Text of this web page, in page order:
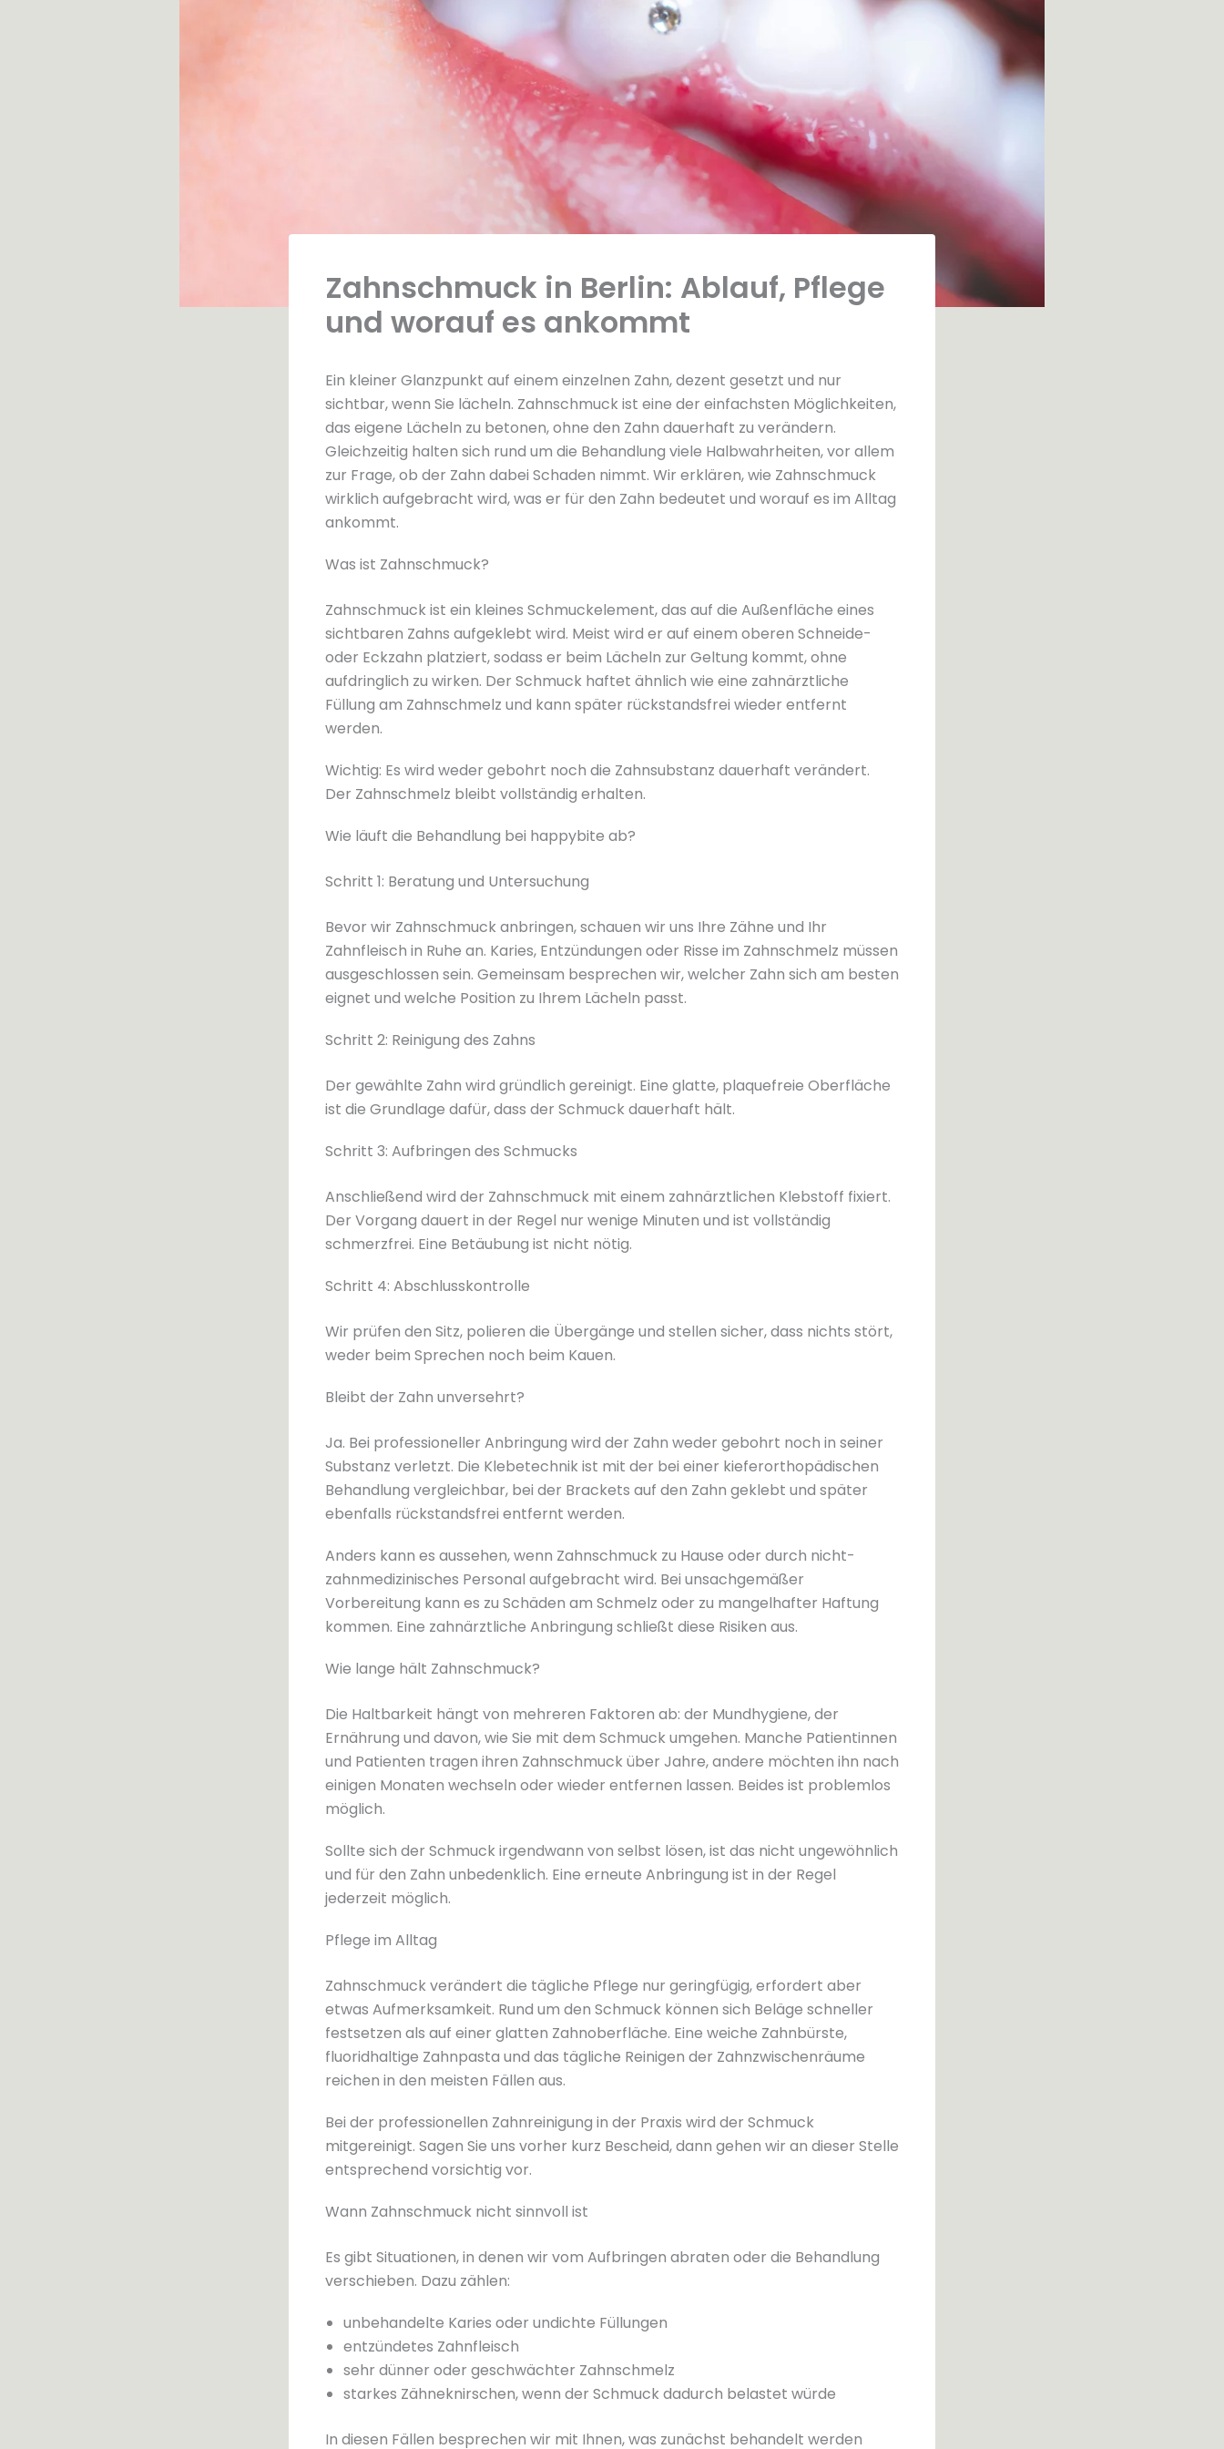
Zahnschmuck in Berlin: Ablauf, Pflege
und worauf es ankommt
Ein kleiner Glanzpunkt auf einem einzelnen Zahn, dezent gesetzt und nur
sichtbar, wenn Sie lächeln. Zahnschmuck ist eine der einfachsten Möglichkeiten,
das eigene Lächeln zu betonen, ohne den Zahn dauerhaft zu verändern.
Gleichzeitig halten sich rund um die Behandlung viele Halbwahrheiten, vor allem
zur Frage, ob der Zahn dabei Schaden nimmt. Wir erklären, wie Zahnschmuck
wirklich aufgebracht wird, was er für den Zahn bedeutet und worauf es im Alltag
ankommt.
Was ist Zahnschmuck?
Zahnschmuck ist ein kleines Schmuckelement, das auf die Außenfläche eines
sichtbaren Zahns aufgeklebt wird. Meist wird er auf einem oberen Schneide-
oder Eckzahn platziert, sodass er beim Lächeln zur Geltung kommt, ohne
aufdringlich zu wirken. Der Schmuck haftet ähnlich wie eine zahnärztliche
Füllung am Zahnschmelz und kann später rückstandsfrei wieder entfernt
werden.
Wichtig: Es wird weder gebohrt noch die Zahnsubstanz dauerhaft verändert.
Der Zahnschmelz bleibt vollständig erhalten.
Wie läuft die Behandlung bei happybite ab?
Schritt 1: Beratung und Untersuchung
Bevor wir Zahnschmuck anbringen, schauen wir uns Ihre Zähne und Ihr
Zahnfleisch in Ruhe an. Karies, Entzündungen oder Risse im Zahnschmelz müssen
ausgeschlossen sein. Gemeinsam besprechen wir, welcher Zahn sich am besten
eignet und welche Position zu Ihrem Lächeln passt.
Schritt 2: Reinigung des Zahns
Der gewählte Zahn wird gründlich gereinigt. Eine glatte, plaquefreie Oberfläche
ist die Grundlage dafür, dass der Schmuck dauerhaft hält.
Schritt 3: Aufbringen des Schmucks
Anschließend wird der Zahnschmuck mit einem zahnärztlichen Klebstoff fixiert.
Der Vorgang dauert in der Regel nur wenige Minuten und ist vollständig
schmerzfrei. Eine Betäubung ist nicht nötig.
Schritt 4: Abschlusskontrolle
Wir prüfen den Sitz, polieren die Übergänge und stellen sicher, dass nichts stört,
weder beim Sprechen noch beim Kauen.
Bleibt der Zahn unversehrt?
Ja. Bei professioneller Anbringung wird der Zahn weder gebohrt noch in seiner
Substanz verletzt. Die Klebetechnik ist mit der bei einer kieferorthopädischen
Behandlung vergleichbar, bei der Brackets auf den Zahn geklebt und später
ebenfalls rückstandsfrei entfernt werden.
Anders kann es aussehen, wenn Zahnschmuck zu Hause oder durch nicht-
zahnmedizinisches Personal aufgebracht wird. Bei unsachgemäßer
Vorbereitung kann es zu Schäden am Schmelz oder zu mangelhafter Haftung
kommen. Eine zahnärztliche Anbringung schließt diese Risiken aus.
Wie lange hält Zahnschmuck?
Die Haltbarkeit hängt von mehreren Faktoren ab: der Mundhygiene, der
Ernährung und davon, wie Sie mit dem Schmuck umgehen. Manche Patientinnen
und Patienten tragen ihren Zahnschmuck über Jahre, andere möchten ihn nach
einigen Monaten wechseln oder wieder entfernen lassen. Beides ist problemlos
möglich.
Sollte sich der Schmuck irgendwann von selbst lösen, ist das nicht ungewöhnlich
und für den Zahn unbedenklich. Eine erneute Anbringung ist in der Regel
jederzeit möglich.
Pflege im Alltag
Zahnschmuck verändert die tägliche Pflege nur geringfügig, erfordert aber
etwas Aufmerksamkeit. Rund um den Schmuck können sich Beläge schneller
festsetzen als auf einer glatten Zahnoberfläche. Eine weiche Zahnbürste,
fluoridhaltige Zahnpasta und das tägliche Reinigen der Zahnzwischenräume
reichen in den meisten Fällen aus.
Bei der professionellen Zahnreinigung in der Praxis wird der Schmuck
mitgereinigt. Sagen Sie uns vorher kurz Bescheid, dann gehen wir an dieser Stelle
entsprechend vorsichtig vor.
Wann Zahnschmuck nicht sinnvoll ist
Es gibt Situationen, in denen wir vom Aufbringen abraten oder die Behandlung
verschieben. Dazu zählen:
unbehandelte Karies oder undichte Füllungen
entzündetes Zahnfleisch
sehr dünner oder geschwächter Zahnschmelz
starkes Zähneknirschen, wenn der Schmuck dadurch belastet würde
In diesen Fällen besprechen wir mit Ihnen, was zunächst behandelt werden